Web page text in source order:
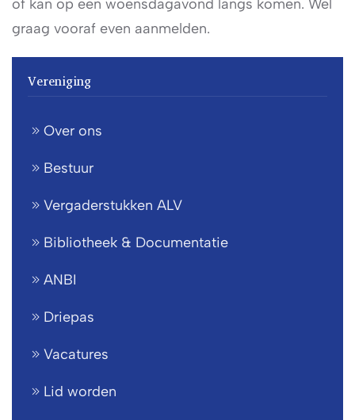
of kan op een woensdagavond langs komen. Wel
graag vooraf even aanmelden.
Vereniging
Over ons
Bestuur
Vergaderstukken ALV
Bibliotheek & Documentatie
ANBI
Driepas
Vacatures
Lid worden